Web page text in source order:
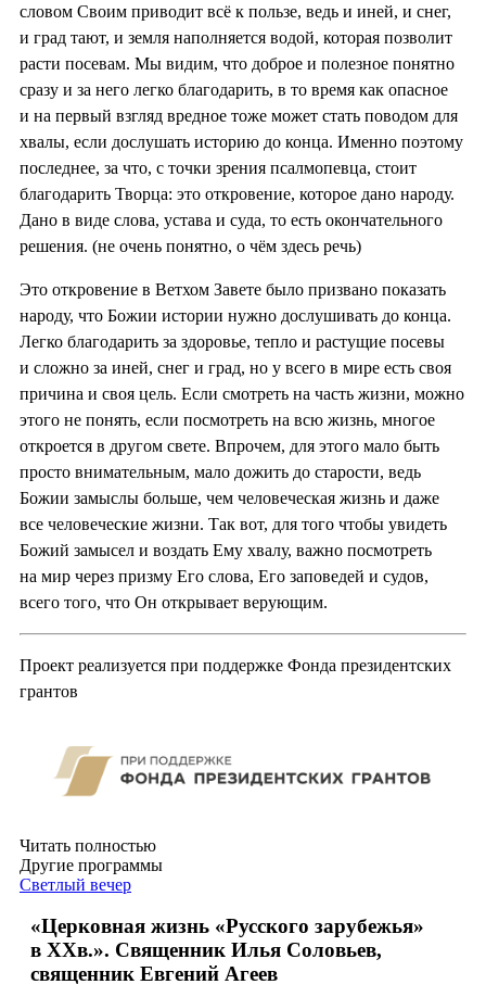
словом Своим приводит всё к пользе, ведь и иней, и снег,
и град тают, и земля наполняется водой, которая позволит
расти посевам. Мы видим, что доброе и полезное понятно
сразу и за него легко благодарить, в то время как опасное
и на первый взгляд вредное тоже может стать поводом для
хвалы, если дослушать историю до конца. Именно поэтому
последнее, за что, с точки зрения псалмопевца, стоит
благодарить Творца: это откровение, которое дано народу.
Дано в виде слова, устава и суда, то есть окончательного
решения. (не очень понятно, о чём здесь речь)
Это откровение в Ветхом Завете было призвано показать
народу, что Божии истории нужно дослушивать до конца.
Легко благодарить за здоровье, тепло и растущие посевы
и сложно за иней, снег и град, но у всего в мире есть своя
причина и своя цель. Если смотреть на часть жизни, можно
этого не понять, если посмотреть на всю жизнь, многое
откроется в другом свете. Впрочем, для этого мало быть
просто внимательным, мало дожить до старости, ведь
Божии замыслы больше, чем человеческая жизнь и даже
все человеческие жизни. Так вот, для того чтобы увидеть
Божий замысел и воздать Ему хвалу, важно посмотреть
на мир через призму Его слова, Его заповедей и судов,
всего того, что Он открывает верующим.
Проект реализуется при поддержке Фонда президентских
грантов
Читать полностью
Другие программы
Светлый вечер
«Церковная жизнь «Русского зарубежья»
в ХХв.». Священник Илья Соловьев,
священник Евгений Агеев